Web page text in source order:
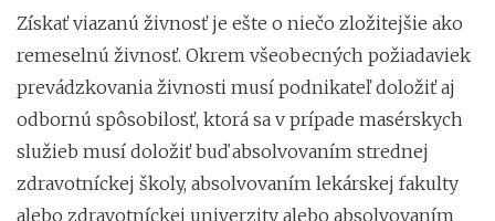
Získať viazanú živnosť je ešte o niečo zložitejšie ako
remeselnú živnosť. Okrem všeobecných požiadaviek
prevádzkovania živnosti musí podnikateľ doložiť aj
odbornú spôsobilosť, ktorá sa v prípade masérskych
služieb musí doložiť buď absolvovaním strednej
zdravotníckej školy, absolvovaním lekárskej fakulty
alebo zdravotníckej univerzity alebo absolvovaním